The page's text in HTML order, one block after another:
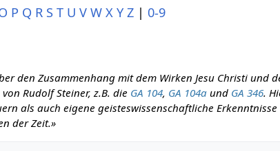
P Q R S T U V W X Y Z | 0-9
den Zusammenhang mit dem Wirken Jesu Christi und
Rudolf Steiner, z.B. die GA 104, GA 104a und GA 346.
als auch eigene geisteswissenschaftliche
der Zeit.»